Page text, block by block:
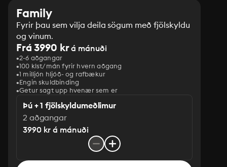
Family
Fyrir þau sem vilja deila sögum með fjölskyldu
og vinum.
Frá 3990 krá mánuði
2-6 aðgangar
100 klst/mán fyrir hvern aðgang
1 milljón hljóð- og rafbækur
‎Engin skuldbinding
Getur sagt upp hvenær sem er
Þú + 1 fjölskyldumeðlimur
2 aðgangar
3990 kr á mánuði